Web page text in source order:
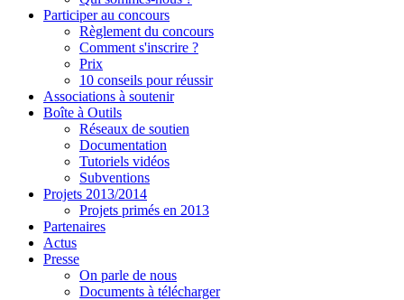
Participer au concours
Règlement du concours
Comment s'inscrire ?
Prix
10 conseils pour réussir
Associations à soutenir
Boîte à Outils
Réseaux de soutien
Documentation
Tutoriels vidéos
Subventions
Projets 2013/2014
Projets primés en 2013
Partenaires
Actus
Presse
On parle de nous
Documents à télécharger